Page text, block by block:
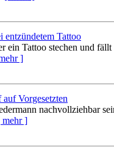
Tattoo
ein Tattoo stechen und
]
Vorgesetzten
nachvollziehbar
mehr ]